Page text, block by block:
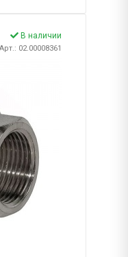
В наличии
Арт.: 02.00008361